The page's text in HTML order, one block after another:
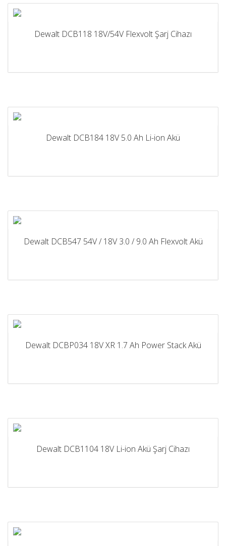
Dewalt DCB118 18V/54V Flexvolt Şarj Cihazı
Dewalt DCB184 18V 5.0 Ah Li-ion Akü
Dewalt DCB547 54V / 18V 3.0 / 9.0 Ah Flexvolt Akü
Dewalt DCBP034 18V XR 1.7 Ah Power Stack Akü
Dewalt DCB1104 18V Li-ion Akü Şarj Cihazı